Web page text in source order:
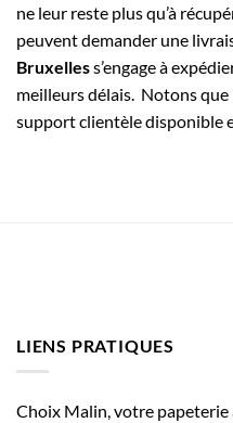
ne leur reste plus qu’à
peuvent demander une
Bruxelless’engage à
meilleurs délais. Notons que
support clientèle disponible
LIENS PRATIQUES
Choix Malin, votre papeterie